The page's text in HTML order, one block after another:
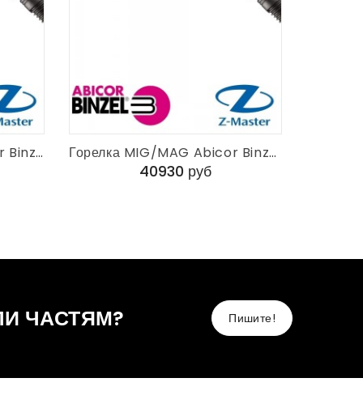
Сварочная горелка Abicor Binzel RF 45 GRIP 3 м KZ-2 017.D041.1 Горелка MIG/MAG Abicor Binzel RF 45 GRIP 3 м PDG-508 RU 017.D044.1
40930 руб
ЧАСТЯМ? Пишите!